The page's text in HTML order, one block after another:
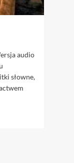
audio
słowne,